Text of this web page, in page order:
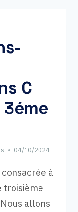
C
04/10/2024
à
troisième
allons